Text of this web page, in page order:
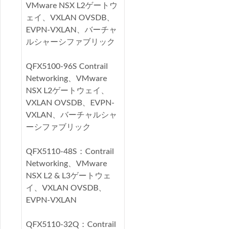
VMware NSX L2ゲートウ
ェイ、VXLAN OVSDB、
EVPN-VXLAN、バーチャ
ルシャーシファブリック
QFX5100-96S Contrail
Networking、VMware
NSX L2ゲートウェイ、
VXLAN OVSDB、EVPN-
VXLAN、バーチャルシャ
ーシファブリック
QFX5110-48S：Contrail
Networking、VMware
NSX L2 & L3ゲートウェ
イ、VXLAN OVSDB、
EVPN-VXLAN
QFX5110-32Q：Contrail